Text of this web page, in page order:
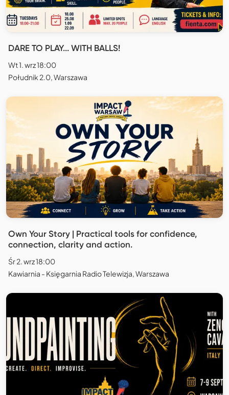
DARE TO PLAY... WITH BALLS!
Wt 1. wrz 18:00
Południk 2.0, Warszawa
Own Your Story | Practical tools for confidence,
connection, clarity and action.
Śr 2. wrz 18:00
Kawiarnia - Księgarnia Radio Telewizja, Warszawa